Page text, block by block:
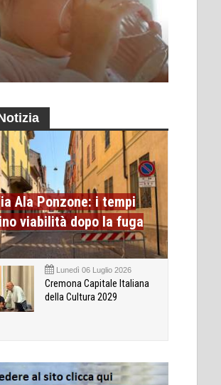
Ala Ponzone: i tempi
viabilità dopo la fuga
Lunedì 06 Luglio 2026
Cremona Capitale Italiana
della Cultura 2029